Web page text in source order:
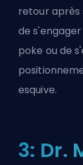
retour après
de
poke ou de
esquive.
3: Dr.